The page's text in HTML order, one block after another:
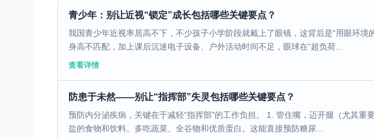
青少年：别让近视“锁定”成长包括哪些关键要点？
我国青少年近视率居高不下，不少孩子小学阶段就戴上了眼镜，这背后是“用眼环境
身高不匹配，加上课后沉迷电子设备、户外活动时间不足，眼球在“超负荷...
查看详情
防患于未然——别让“指挥部”失灵包括哪些关键要点？
预防内分泌疾病，关键在于减轻“指挥部”的工作负担。 1. 管住嘴，迈开腿（尤其重
盐的食物和饮料。多吃蔬菜、全谷物和优质蛋白。这能直接预防糖尿...